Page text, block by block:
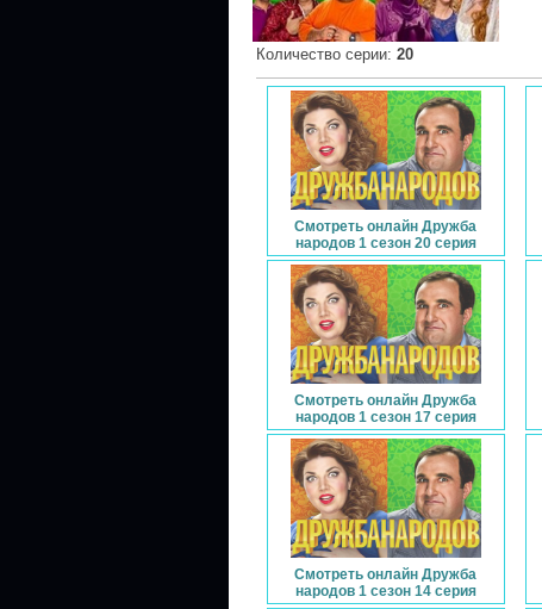
Количество серии: 20
Смотреть онлайн Дружба
народов 1 сезон 20 серия
Смотреть онлайн Дружба
народов 1 сезон 17 серия
Смотреть онлайн Дружба
народов 1 сезон 14 серия